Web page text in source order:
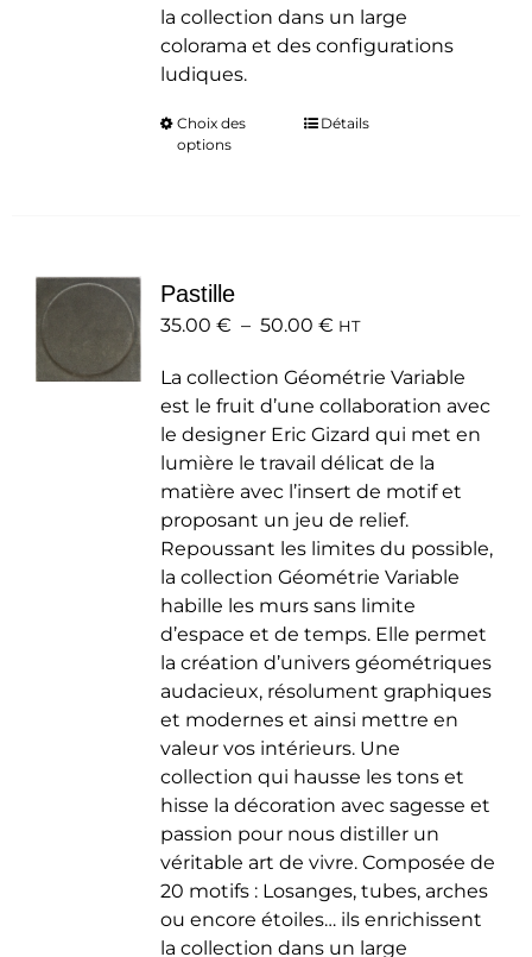
la collection dans un large
colorama et des configurations
ludiques.
Choix des
options
Ce
peuvent
choisies
sur
la
page
du
produit
Détails
Pastille
35.00 € – 50.00 €Plage
prix :
35.00 €
à
50.00 €
HT
La collection Géométrie Variable
est le fruit d’une collaboration avec
le designer Eric Gizard qui met en
lumière le travail délicat de la
matière avec l’insert de motif et
proposant un jeu de relief.
Repoussant les limites du possible,
la collection Géométrie Variable
habille les murs sans limite
d’espace et de temps. Elle permet
la création d’univers géométriques
audacieux, résolument graphiques
et modernes et ainsi mettre en
valeur vos intérieurs. Une
collection qui hausse les tons et
hisse la décoration avec sagesse et
passion pour nous distiller un
véritable art de vivre. Composée de
20 motifs : Losanges, tubes, arches
ou encore étoiles… ils enrichissent
la collection dans un large